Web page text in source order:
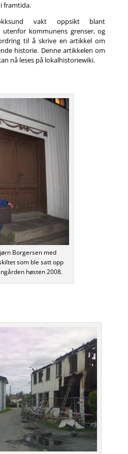
framtida.
vakt oppsikt blant
utenfor kommunens grenser, og
til å skrive en artikkel om
historie. Denne artikkelen om
nå leses på lokalhistoriewiki.
Borgersen med
som ble satt opp
høsten 2008.